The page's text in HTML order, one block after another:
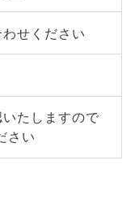
せください
たしますので
さい